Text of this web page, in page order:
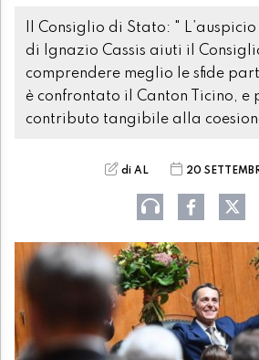
Il Consiglio di Stato: "
di Ignazio Cassis aiuti il
comprendere meglio le sfide
è confrontato il Canton Ticino, e
contributo tangibile alla
di AL 20